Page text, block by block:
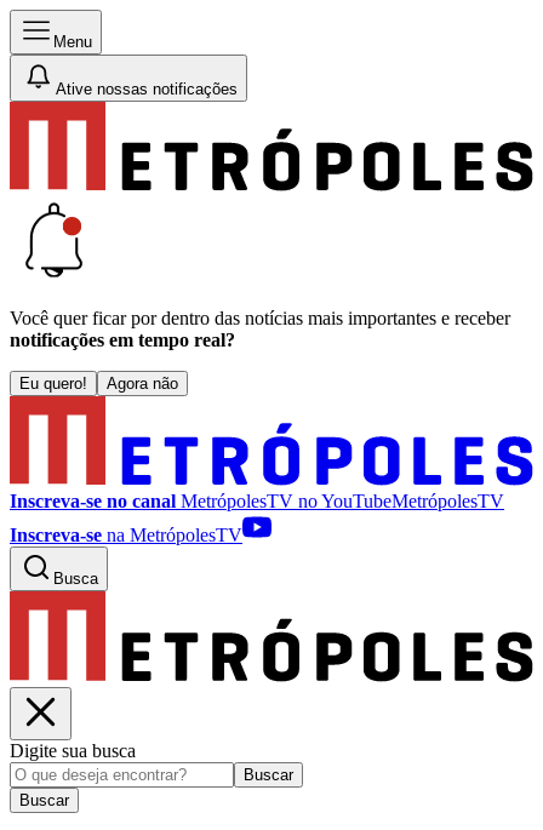
Menu
Ative nossas notificações
Você quer ficar por dentro das notícias mais importantes e receber
notificações em tempo real?
Eu quero! Agora não
Inscreva-se no canal MetrópolesTV noYouTubeMetrópolesTV
Inscreva-se na MetrópolesTV
Busca
Digite sua busca
Buscar
Buscar